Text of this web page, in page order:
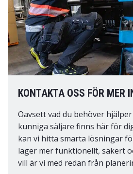
KONTAKTA OSS FÖR MER
Oavsett vad du behöver
kunniga säljare finns här för
kan vi hitta smarta lösningar
lager mer funktionellt, säkert
vill är vi med redan från